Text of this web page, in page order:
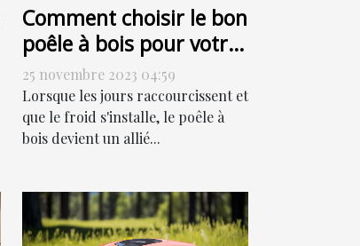
Comment choisir le bon
poêle à bois pour votre
habitation
25 novembre 2023 04:59
Lorsque les jours raccourcissent et
que le froid s'installe, le poêle à
bois devient un allié...